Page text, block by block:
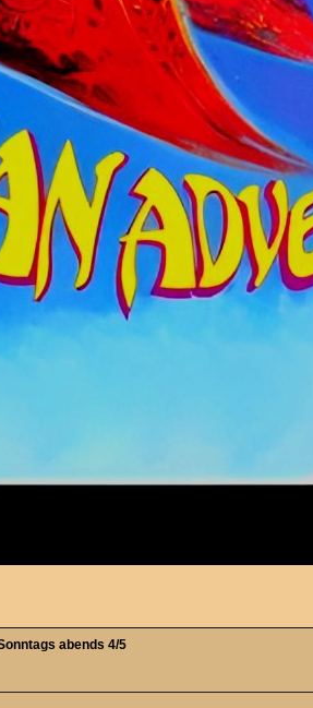
abends 4/5